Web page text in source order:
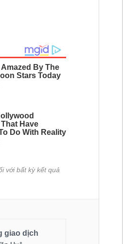
với bất kỳ kết quả
giao dịch